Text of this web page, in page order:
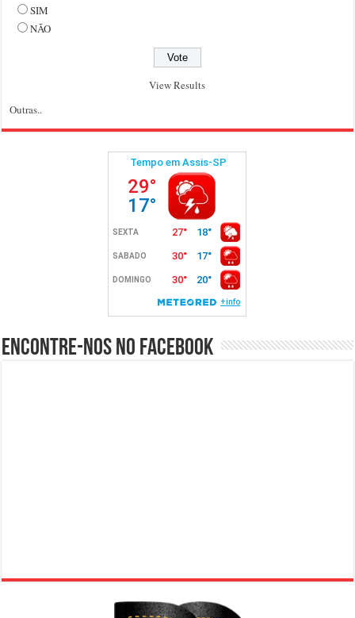
SIM
NÃO
View Results
Outras..
Encontre-nos no Facebook